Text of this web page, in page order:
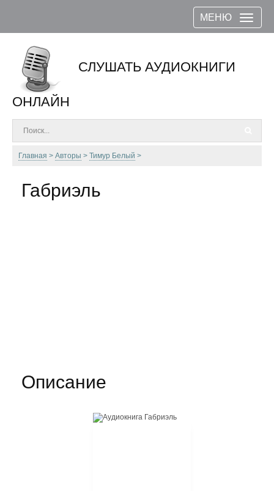
МЕНЮ
СЛУШАТЬ АУДИОКНИГИ
ОНЛАЙН
Главная Авторы Тимур Белый
Габриэль
Описание